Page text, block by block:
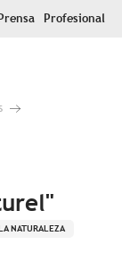
Prensa Profesional
NATURALEZA